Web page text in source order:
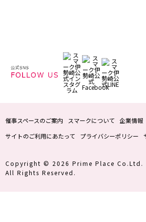
催事スペースのご案内 スマークについて
企業情報
サイトのご利用にあたって
プライバシーポリシー
Copyright © 2026 Prime Place Co.Ltd.
All Rights Reserved.